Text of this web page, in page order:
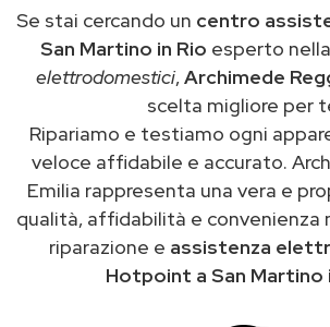
Se stai cercando un centro
San Martino in Rio esperto nella
elettrodomestici,Archimede
scelta migliore per
Ripariamo e testiamo ogni
veloce affidabile e accurato.
Emilia rappresenta una vera e
qualità, affidabilità e convenienza
riparazione e assistenza
Hotpoint a San Martino